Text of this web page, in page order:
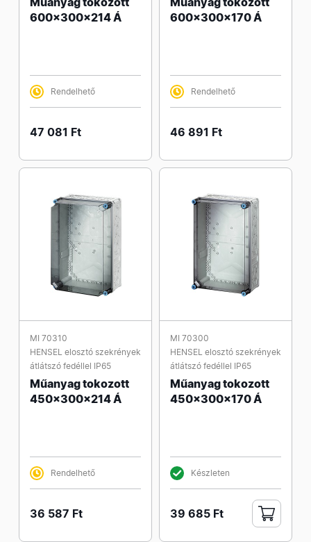
600x300x214 Á
Rendelhető
47 081 Ft
600x300x170 Á
Rendelhető
46 891 Ft
MI 70310
HENSEL elosztó szekrények
átlátszó fedéllel IP65
Műanyag tokozott
450x300x214 Á
Rendelhető
36 587 Ft
MI 70300
HENSEL elosztó szekrények
átlátszó fedéllel IP65
Műanyag tokozott
450x300x170 Á
Készleten
39 685 Ft